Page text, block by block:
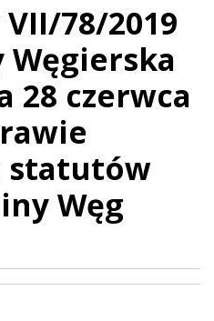
78/2019
Węgierska
28 czerwca
statutów
Węg